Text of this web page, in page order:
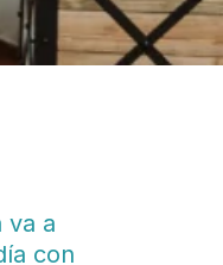
va a
con